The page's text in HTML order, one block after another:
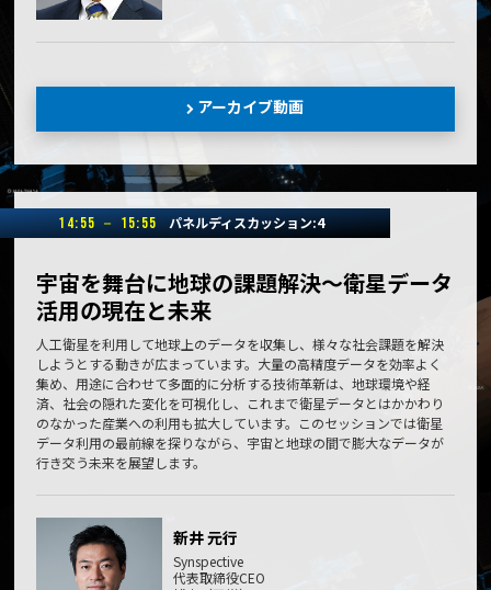
アーカイブ動画
14:55 － 15:55 パネルディスカッション:4
宇宙を舞台に地球の課題解決～衛星データ
活用の現在と未来
人工衛星を利用して地球上のデータを収集し、様々な社会課題を解決
しようとする動きが広まっています。大量の高精度データを効率よく
集め、用途に合わせて多面的に分析する技術革新は、地球環境や経
済、社会の隠れた変化を可視化し、これまで衛星データとはかかわり
のなかった産業への利用も拡大しています。このセッションでは衛星
データ利用の最前線を探りながら、宇宙と地球の間で膨大なデータが
行き交う未来を展望します。
新井 元行
Synspective
代表取締役CEO